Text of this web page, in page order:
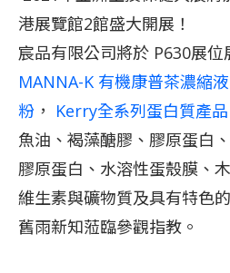
港展覽館2館盛大開展！
宸品有限公司將於 P630展
MANNA-K 有機康普茶濃縮液
粉 ， Kerry全系列蛋白質產品
魚油、褐藻醣膠、膠原蛋白
膠原蛋白、水溶性蛋殼膜、
維生素與礦物質及具有特色
舊雨新知蒞臨參觀指教。